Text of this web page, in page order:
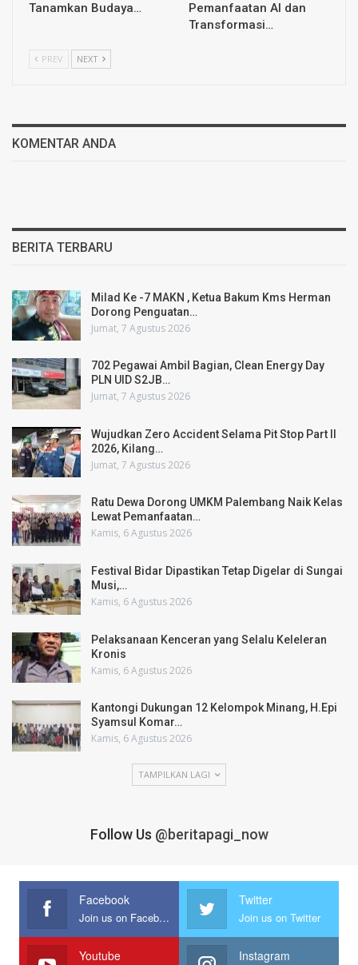
Tanamkan Budaya…
Pemanfaatan AI dan
Transformasi…
PREV NEXT
KOMENTAR ANDA
BERITA TERBARU
Milad Ke -7 MAKN , Ketua Bakum Kms Herman
Dorong Penguatan…
Jumat, 7 Agustus 2026
702 Pegawai Ambil Bagian, Clean Energy Day
PLN UID S2JB…
Jumat, 7 Agustus 2026
Wujudkan Zero Accident Selama Pit Stop Part II
2026, Kilang…
Jumat, 7 Agustus 2026
Ratu Dewa Dorong UMKM Palembang Naik Kelas
Lewat Pemanfaatan…
Kamis, 6 Agustus 2026
Festival Bidar Dipastikan Tetap Digelar di Sungai
Musi,…
Kamis, 6 Agustus 2026
Pelaksanaan Kenceran yang Selalu Keleleran
Kronis
Kamis, 6 Agustus 2026
Kantongi Dukungan 12 Kelompok Minang, H.Epi
Syamsul Komar…
Kamis, 6 Agustus 2026
TAMPILKAN LAGI
Follow Us @beritapagi_now
Facebook
Join us on Facebook
Twitter
Join us on Twitter
Youtube Instagram